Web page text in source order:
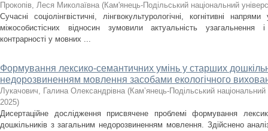
Прокопів, Леся Миколаївна (Кам'янець-Подільський національний
Сучасні соціолінгвістичні, лінгвокультурологічні, когнітивні
міжособистісних відносин зумовили актуальність узагальнення
контрарності у мовних ...
Формування лексико-семантичних умінь у старших
недорозвиненням мовлення засобами екологічного
Лукачович, Галина Олександрівна (Кам’янець-Подільський національний
2025)
Дисертаційне дослідження присвячене проблемі формування
дошкільників з загальним недорозвиненням мовлення. Здійснено